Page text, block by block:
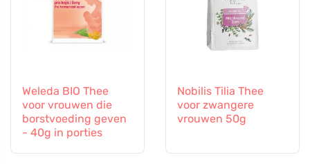
Weleda BIO Thee
voor vrouwen die
borstvoeding geven
- 40g in porties
Nobilis Tilia Thee
voor zwangere
vrouwen 50g